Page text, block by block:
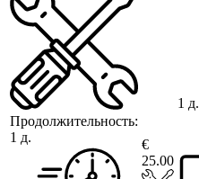
Продолжительность:
1 д.
€
25.00
1 д.